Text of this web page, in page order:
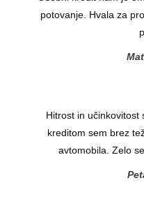
potovanje. Hvala za
Hitrost in učinkovitost
kreditom sem brez
avtomobila. Zelo